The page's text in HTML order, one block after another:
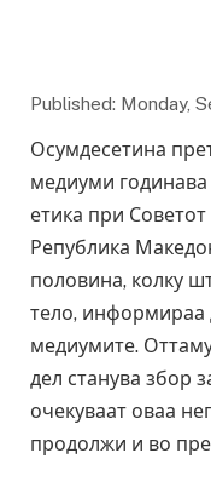
Published: Monday,
Осумдесетина
медиуми годинава
етика при
Република
половина, колку
тело, информираа
медиумите.
дел станува збор
очекуваат оваа
продолжи и во